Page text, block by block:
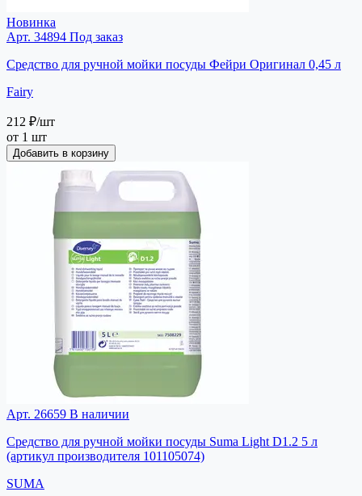
Новинка
Арт. 34894 Под заказ
Средство для ручной мойки посуды Фейри Оригинал 0,45 л
Fairy
212 ₽/шт
от 1 шт
Добавить в корзину
Арт. 26659 В наличии
Средство для ручной мойки посуды Suma Light D1.2 5 л
(артикул производителя 101105074)
SUMA